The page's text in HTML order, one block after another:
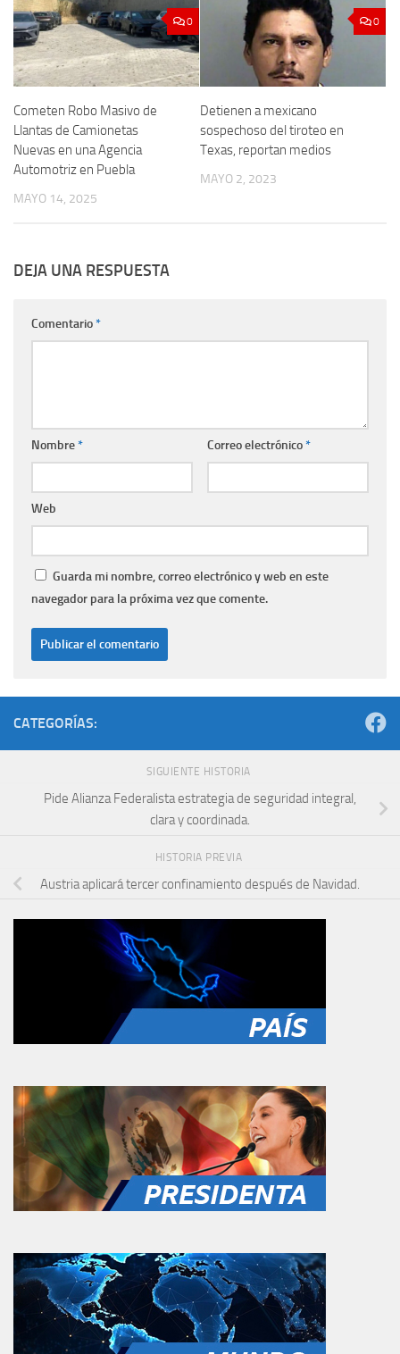
0
Cometen Robo Masivo de
Llantas de Camionetas
Nuevas en una Agencia
Automotriz en Puebla
MAYO 14, 2025
0
Detienen a mexicano
sospechoso del tiroteo en
Texas, reportan medios
MAYO 2, 2023
DEJA UNA RESPUESTA
Comentario*
Nombre* Correo electrónico*
Web
Guarda mi nombre, correo electrónico y web en este
navegador para la próxima vez que comente.
CATEGORÍAS:
SIGUIENTE HISTORIA
Pide Alianza Federalista estrategia de seguridad integral,
clara y coordinada.
HISTORIA PREVIA
Austria aplicará tercer confinamiento después de Navidad.